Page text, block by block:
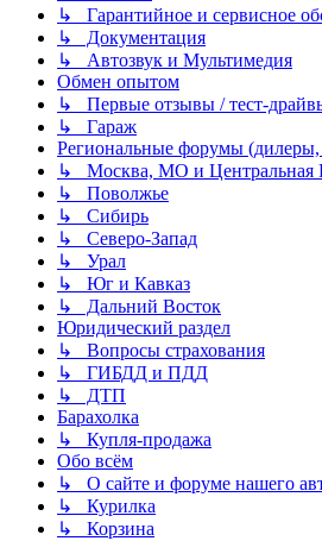
↳ Гарантийное и сервисное
↳ Документация
↳ Автозвук и Мультимедия
Обмен опытом
↳ Первые отзывы / тест-
↳ Гараж
Региональные форумы (дилеры,
↳ Москва, МО и Центральная
↳ Поволжье
↳ Сибирь
↳ Северо-Запад
↳ Урал
↳ Юг и Кавказ
↳ Дальний Восток
Юридический раздел
↳ Вопросы страхования
↳ ГИБДД и ПДД
↳ ДТП
Барахолка
↳ Купля-продажа
Обо всём
↳ О сайте и форуме нашего
↳ Курилка
↳ Корзина